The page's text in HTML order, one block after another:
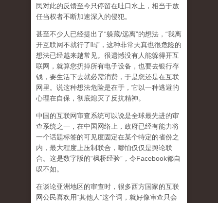
民对此的反馈至今只停留在吐口水上，相当于放
任当权者不断加速深入的侵犯。
甚至不少人已经提出了“躲藏/远离”的想法，“我离
开互联网不就行了吗”，这种非常天真也很危险的
想法已经越来越常见。很遗憾没有人能躲得开互
联网，就算您扔掉所有电子设备，也要去银行存
钱，要生活下去就必需消费，于是您还是在互联
网里。说这种想法危险是在于，它以一种逃避的
心理在自保，彻底熄灭了反抗精神。
中国的互联网审查系统可以说是全球最先进的审
查系统之一，在中国网络上，政府已经有能力将
一个话题标签的可见度固定在某个特定的省份之
内，最大程度上压制联合 ，哪怕仅仅是舆论联
合。这是数字版的“枫桥经验”，令Facebook都自
叹不如。
在谈论亚洲地区的审查时，很多西方国家的互联
网公民喜欢用“其他人”这个词，就好像审查只会